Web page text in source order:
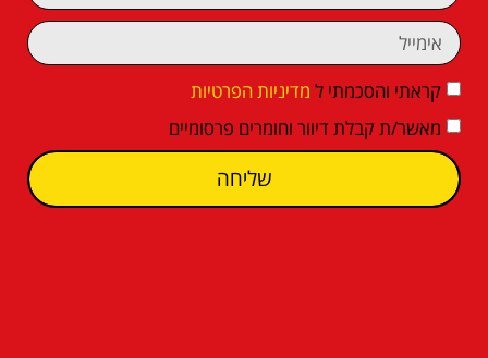
קראתי והסכמתי ל מדיניות הפרטיות
מאשר/ת קבלת דיוור וחומרים פרסומיים
שליחה